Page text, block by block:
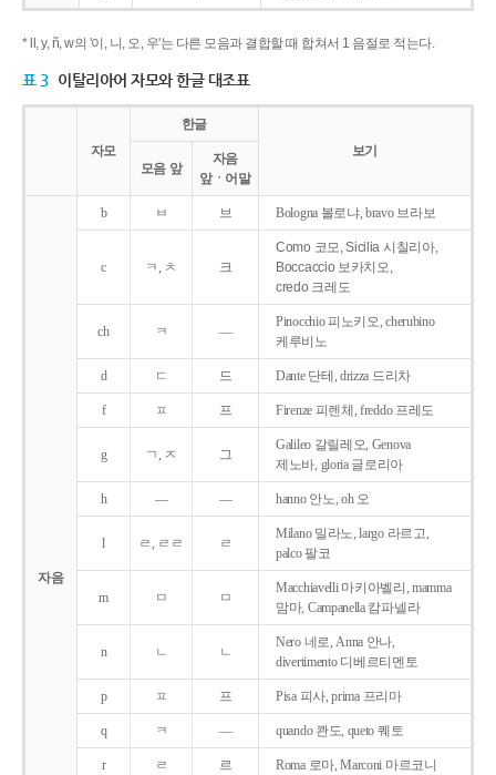
* ll, y, ñ, w의 '이, 니, 오, 우'는 다른 모음과 결합할 때 합쳐서 1 음절로 적는다.
표 3 이탈리아어 자모와 한글 대조표
자모
한글
보기
모음 앞
자음
앞ㆍ어말
자음
b ㅂ 브 Bologna 볼로냐, bravo 브라보
c ㅋ, ㅊ 크
Como 코모, Sicilia 시칠리아,
Boccaccio 보카치오,
credo 크레도
ch ㅋ ―
Pinocchio 피노키오, cherubino
케루비노
d ㄷ 드 Dante 단테, drizza 드리차
f ㅍ 프 Firenze 피렌체, freddo 프레도
g ㄱ, ㅈ 그
Galileo 갈릴레오, Genova
제노바, gloria 글로리아
h ― ― hanno 안노, oh 오
l ㄹ, ㄹㄹ ㄹ
Milano 밀라노, largo 라르고,
palco 팔코
m ㅁ ㅁ
Macchiavelli 마키아벨리, mamma
맘마, Campanella 캄파넬라
n ㄴ ㄴ
Nero 네로, Anna 안나,
divertimento 디베르티멘토
p ㅍ 프 Pisa 피사, prima 프리마
q ㅋ ― quando 콴도, queto 퀘토
r ㄹ 르 Roma 로마, Marconi 마르코니